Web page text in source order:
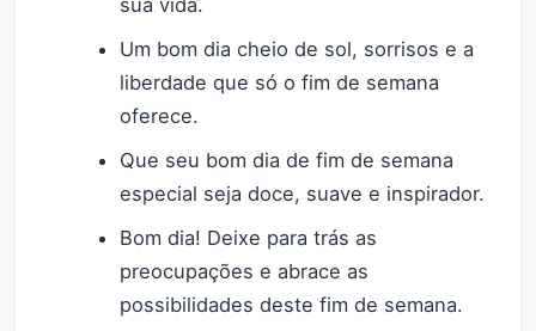
Um bom dia cheio de sol, sorrisos e a
liberdade que só o fim de semana
oferece.
Que seu bom dia de fim de semana
especial seja doce, suave e inspirador.
Bom dia! Deixe para trás as
preocupações e abrace as
possibilidades deste fim de semana.